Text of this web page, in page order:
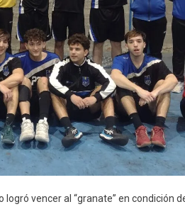
vencer al “granate” en condición